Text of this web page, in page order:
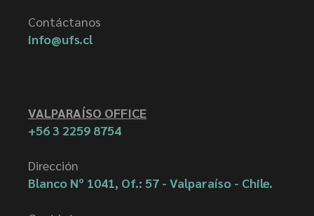
Contáctanos
info@ufs.cl
VALPARAÍSO OFFICE
+56 3 2259 8754
Dirección
Blanco Nº 1041, Of.: 57 - Valparaíso - Chile.